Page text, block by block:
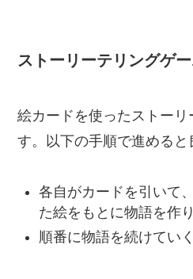
ストーリーテリングゲ
絵カードを使ったストー
す。以下の手順で進めると
各自がカードを引いて
た絵をもとに物語を作
順番に物語を続けていく